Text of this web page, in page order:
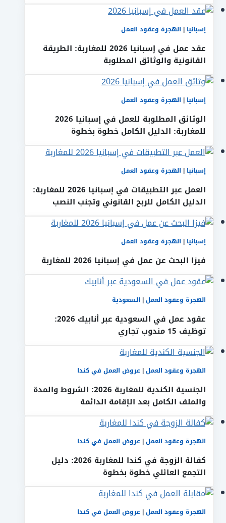
إسبانيا | الهجرة وعقود العمل
عقد عمل في إسبانيا 2026 للمغاربة: الطريقة
القانونية والوثائق المطلوبة
إسبانيا | الهجرة وعقود العمل
الوثائق المطلوبة للعمل في إسبانيا 2026
للمغاربة: الدليل الكامل خطوة بخطوة
إسبانيا | الهجرة وعقود العمل
العمل عبر التطبيقات في إسبانيا 2026 للمغاربة:
الدليل الكامل للربح القانوني وتجنب النصب
إسبانيا | الهجرة وعقود العمل
فيزا البحث عن عمل في إسبانيا 2026 للمغاربة
الهجرة وعقود العمل| السعودية
عقود عمل في السعودية عبر أنابيك 2026:
توظيف 15 مندوب تجاري
الهجرة وعقود العمل| عروض العمل في كندا
الجنسية الكندية للمغاربة 2026: الشروط والمدة
والملف الكامل بعد الإقامة الدائمة
الهجرة وعقود العمل| عروض العمل في كندا
كفالة الزوجة في كندا للمغاربة 2026: دليل
التجمع العائلي خطوة بخطوة
الهجرة وعقود العمل| عروض العمل في كندا